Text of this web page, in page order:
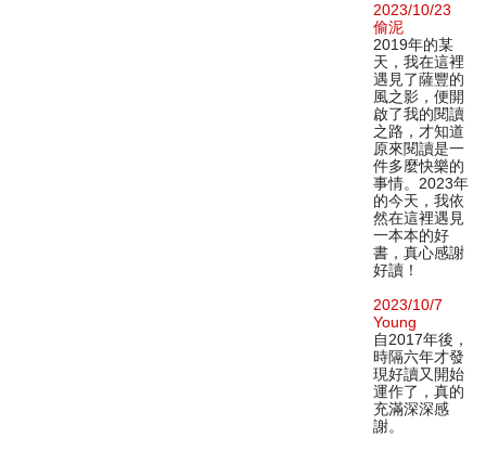
2023/10/23
偷泥
2019年的某
天，我在這裡
遇見了薩豐的
風之影，便開
啟了我的閱讀
之路，才知道
原來閱讀是一
件多麼快樂的
事情。2023年
的今天，我依
然在這裡遇見
一本本的好
書，真心感謝
好讀！
2023/10/7
Young
自2017年後，
時隔六年才發
現好讀又開始
運作了，真的
充滿深深感
謝。